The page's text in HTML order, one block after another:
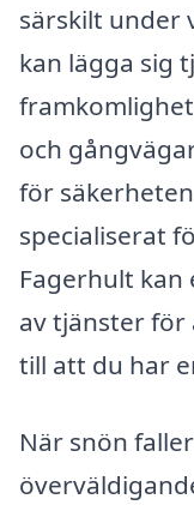
särskilt under
kan lägga sig
och
för
specialiserat
Fagerhult
av tjänster för
till att du har
När snön